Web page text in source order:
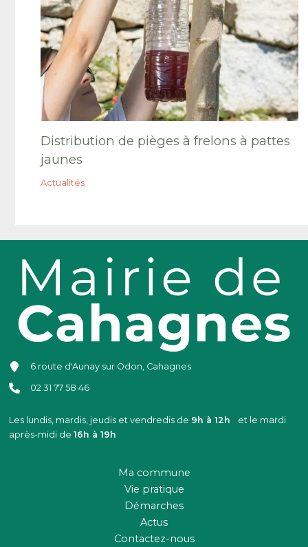
Distribution de pièges à frelons à pattes
jaunes
Actualités
6 route d'Aunay sur Odon, Cahagnes
02 31 77 58 46
Les lundis, mardis, jeudis et vendredis de 9h à 12h et le mardi
après-midi de16h à 19h
Ma commune
Vie pratique
Démarches
Actus
Contactez-nous